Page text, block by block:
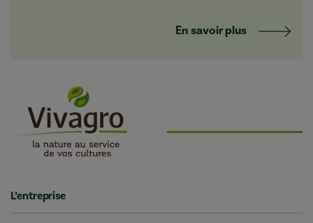
En savoir plus
L’entreprise